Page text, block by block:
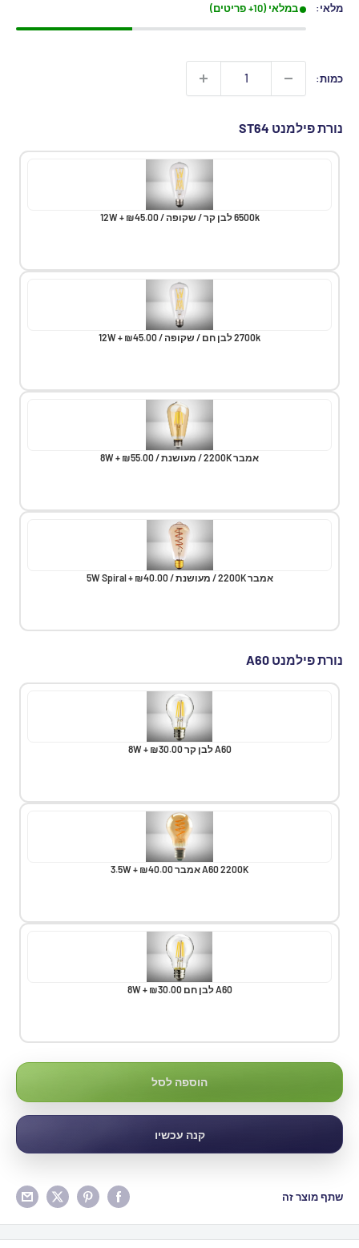
מלאי: במלאי (10+ פריטים)
כמות:
נורת פילמנט ST64
6500k לבן קר / שקופה / 12W + ₪45.00
2700k לבן חם / שקופה / 12W + ₪45.00
אמבר 2200K / מעושנת / 8W + ₪55.00
אמבר 2200K / מעושנת / 5W Spiral + ₪40.00
נורת פילמנט A60
A60 לבן קר 8W + ₪30.00
A60 2200K אמבר 3.5W + ₪40.00
A60 לבן חם 8W + ₪30.00
הוספה לסל
קנה עכשיו
שתף מוצר זה